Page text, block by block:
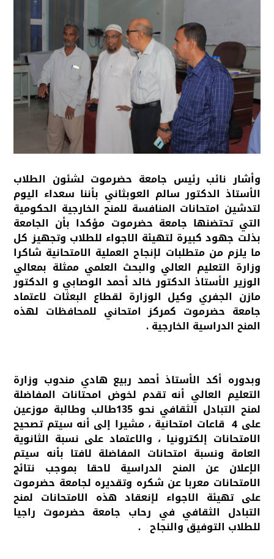
وأشار نائب رئيس جامعة حضرموت لشئون الطلاب
الأستاذ الدكتور سالم العوبثاني بأننا سعداء اليوم
لتدشين امتحانات المنافسة للمنح الخارجية الحكومية
التي تحتضنها جامعة حضرموت مؤكدا بأن الجامعة
بذلت جهود كبيرة لتهيئة الاجواء للطلاب وتجهيز كل
ما يلزم من متطلبات لإنجاح العملية الامتحانية شاكرا
وزارة التعليم العالي والبحث العلمي ممثلة بمعالي
الوزير الأستاذ الدكتور خالد أحمد الوصابي و الدكتور
مازن الجفري وكيل الوزارة لقطاع البعثات لاعتماد
جامعة حضرموت كمركز امتحاني للمحافظات لهذه
المنح الدراسية الخارجية .
وبدوره أكد الأستاذ أحمد ربيع هادي مندوب وزارة
التعليم العالي أنه تقدم لخوض امحتانات المفاضلة
لمنح التبادل الثقافي نحو 135طالب وطالبة موزعين
على 4 قاعات امتحانية ، مشيرا إلى أنه سيتم تصحيح
الامتحانات إلكترونيا ، والاعتماد على نسبة الثانوية
العامة ونسبة امتحانات المفاضلة لافتا بأنه سيتم
الإعلان عن المنح الدراسية لاحقا بموجب نتائج
الامتحانات معربا عن شكره وتقديره لجامعة حضرموت
على تهيئة الاجواء لإنعقاد هذه الامتحانات لمنح
التبادل الثقافي في رحاب جامعة حضرموت راجيا
للطلاب التوفيق والنجاح .